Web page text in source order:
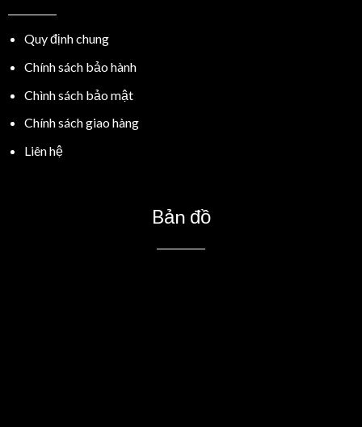
Quy định chung
Chính sách bảo hành
Chình sách bảo mật
Chính sách giao hàng
Liên hệ
Bản đồ